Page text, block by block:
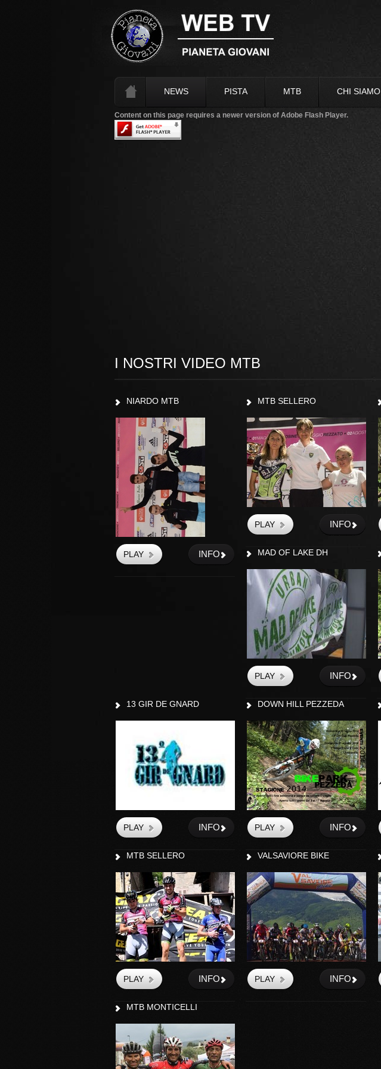
NEWS PISTA MTB CHI SIAMO
Content on this page requires a newer version of Adobe Flash Player.
I NOSTRI VIDEO MTB
NIARDO MTB
INFO
MTB SELLERO
INFO
MAD OF LAKE DH
INFO
13 GIR DE GNARD
INFO
DOWN HILL PEZZEDA
INFO
MTB SELLERO
INFO
VALSAVIORE BIKE
INFO
MTB MONTICELLI